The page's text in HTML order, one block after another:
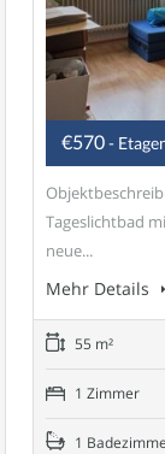
€570-
Tageslichtbad
neue...
Mehr Details
55 m²
1 Zimmer
1